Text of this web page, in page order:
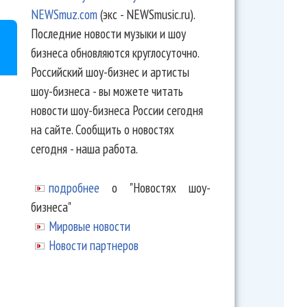
NEWSmuz.com(экс - NEWSmusic.ru).
Последние новости музыки и шоу
бизнеса обновляются круглосуточно.
Российский шоу-бизнес и артисты
шоу-бизнеса - вы можете читать
новости шоу-бизнеса России сегодня
на сайте. Сообщить о новостях
сегодня - наша работа.
подробнее о "Новостях шоу-
бизнеса"
Мировые новости
Новости партнеров